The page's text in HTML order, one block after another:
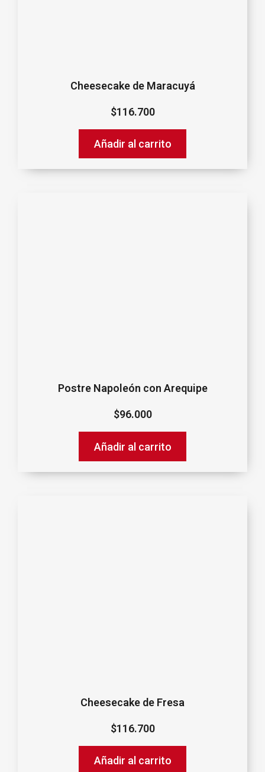
Cheesecake de Maracuyá
$116.700
Añadir al carrito
Postre Napoleón con Arequipe
$96.000
Añadir al carrito
Cheesecake de Fresa
$116.700
Añadir al carrito